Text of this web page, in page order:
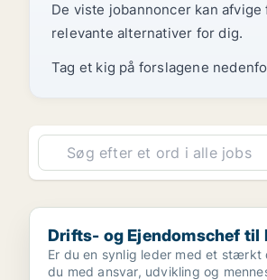
De viste jobannoncer kan
relevante alternativer for dig.
Tag et kig på forslagene
Drifts- og Ejendomschef til
Drifts- og Ejendomschef til
Er du en synlig leder med et stærkt
du med ansvar, udvikling og